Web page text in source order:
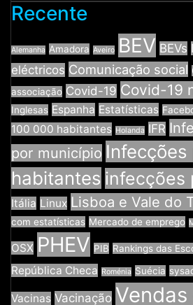
Recente
Alemanha Amadora Aveiro BEV BEVs
eléctricos Comunicação social
associação Covid-19 Covid-19
Inglesas Espanha Estatísticas
100 000 habitantes Holanda IFR
por município
habitantes infecções
Itália Linux Lisboa e Vale do
com estatísticas Mercado de emprego
OSX PHEV PIB Rankings das
República Checa Roménia Suécia
Vacinas Vacinação Vendas